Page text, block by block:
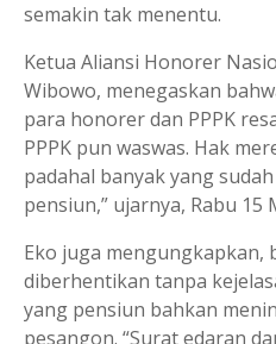
semakin tak menentu.
Ketua Aliansi Honorer
Wibowo, menegaskan
para honorer dan PPPK
PPPK pun waswas. Hak
padahal banyak yang
pensiun,” ujarnya, Rabu 15
Eko juga mengungkapkan,
diberhentikan tanpa
yang pensiun bahkan
pesangon. “Surat edaran